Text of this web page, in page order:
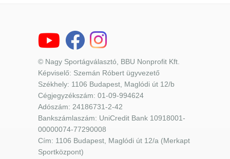
© Nagy Sportágválasztó, BBU Nonprofit Kft.
Képviselő: Szemán Róbert ügyvezető
Székhely: 1106 Budapest, Maglódi út 12/b
Cégjegyzékszám: 01-09-994624
Adószám: 24186731-2-42
Bankszámlaszám: UniCredit Bank 10918001-
00000074-77290008
Cím: 1106 Budapest, Maglódi út 12/a (Merkapt
Sportközpont)